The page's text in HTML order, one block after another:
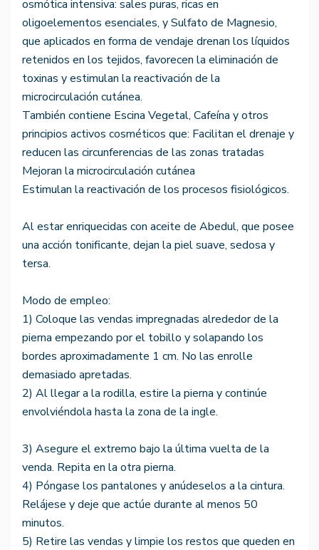
osmótica intensiva: sales puras, ricas en
oligoelementos esenciales, y Sulfato de Magnesio,
que aplicados en forma de vendaje drenan los líquidos
retenidos en los tejidos, favorecen la eliminación de
toxinas y estimulan la reactivación de la
microcirculación cutánea.
También contiene Escina Vegetal, Cafeína y otros
principios activos cosméticos que: Facilitan el drenaje y
reducen las circunferencias de las zonas tratadas
Mejoran la microcirculación cutánea
Estimulan la reactivación de los procesos fisiológicos.
Al estar enriquecidas con aceite de Abedul, que posee
una acción tonificante, dejan la piel suave, sedosa y
tersa.
Modo de empleo:
1) Coloque las vendas impregnadas alrededor de la
pierna empezando por el tobillo y solapando los
bordes aproximadamente 1 cm. No las enrolle
demasiado apretadas.
2) Al llegar a la rodilla, estire la pierna y continúe
envolviéndola hasta la zona de la ingle.
3) Asegure el extremo bajo la última vuelta de la
venda. Repita en la otra pierna.
4) Póngase los pantalones y anúdeselos a la cintura.
Relájese y deje que actúe durante al menos 50
minutos.
5) Retire las vendas y limpie los restos que queden en